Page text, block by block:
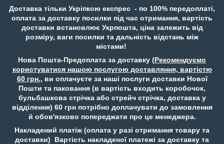
Доставка тільки Укріпкою експрес - по 100% передоплаті,
оплата за доставку посилки під час отримання, вартість
доставки встановлює Укрпошта, ціна залежить від
розміру, ваги посилки та дальність відстань між
містами!
Нова Пошта-Предоплата за доставку (Рекомендуємо
користуватися нашою послугою доставляння, вартістю
60 грн., ви оплачуєте за наші послуги доставки Нової
Пошти та паковання (в вартість входить коробочок,
бульбашкова стрічка або стрейч стрічка, доставка у
відділення) 60 грн потрібно доплачувати до замовлення
й обов'язково попереджати про це менеджера.
Накладений платіж (оплата у разі отримання товару та
доставки) Вартість накладеної платежі за доставку та